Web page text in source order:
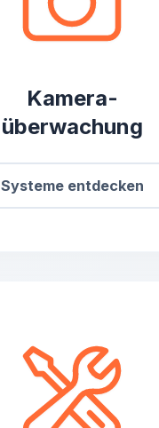
Kamera-
überwachung
Systeme entdecken